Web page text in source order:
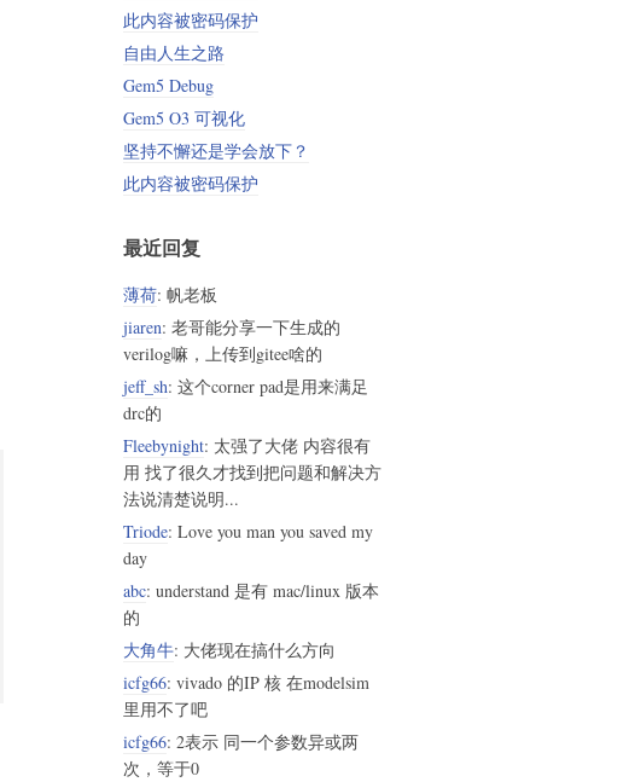
此内容被密码保护
自由人生之路
Gem5 Debug
Gem5 O3 可视化
坚持不懈还是学会放下？
此内容被密码保护
最近回复
薄荷: 帆老板
jiaren: 老哥能分享一下生成的
verilog嘛，上传到gitee啥的
jeff_sh: 这个corner pad是用来满足
drc的
Fleebynight: 太强了大佬 内容很有
用 找了很久才找到把问题和解决方
法说清楚说明...
Triode: Love you man you saved my
day
abc: understand 是有 mac/linux 版本
的
大角牛: 大佬现在搞什么方向
icfg66: vivado 的IP 核 在modelsim
里用不了吧
icfg66: 2表示 同一个参数异或两
次，等于0